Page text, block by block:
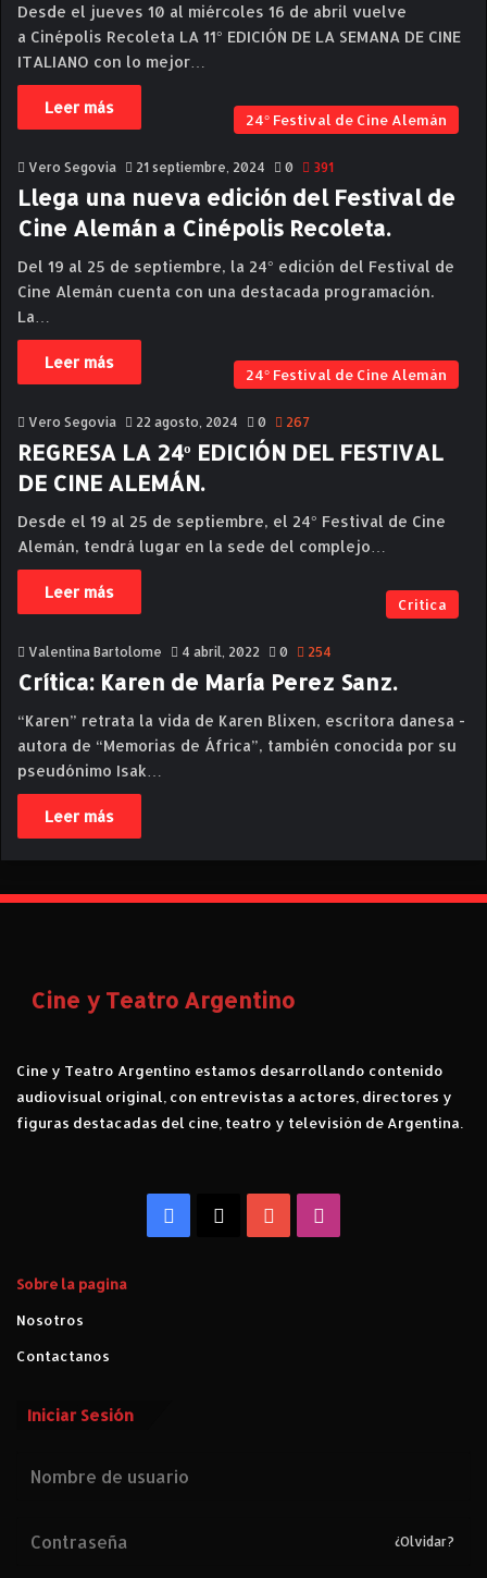
Desde el jueves 10 al miércoles 16 de abril vuelve
a Cinépolis Recoleta LA 11° EDICIÓN DE LA SEMANA DE CINE
ITALIANO con lo mejor…
Leer más
24° Festival de Cine Alemán
Vero Segovia 21 septiembre, 2024 0 391
Llega una nueva edición del Festival de
Cine Alemán a Cinépolis Recoleta.
Del 19 al 25 de septiembre, la 24° edición del Festival de
Cine Alemán cuenta con una destacada programación.
La…
Leer más
24° Festival de Cine Alemán
Vero Segovia 22 agosto, 2024 0 267
REGRESA LA 24º EDICIÓN DEL FESTIVAL
DE CINE ALEMÁN.
Desde el 19 al 25 de septiembre, el 24° Festival de Cine
Alemán, tendrá lugar en la sede del complejo…
Leer más
Critica
Valentina Bartolome 4 abril, 2022 0 254
Crítica: Karen de María Perez Sanz.
“Karen” retrata la vida de Karen Blixen, escritora danesa -
autora de “Memorias de África”, también conocida por su
pseudónimo Isak…
Leer más
Cine y Teatro Argentino
Cine y Teatro Argentino estamos desarrollando contenido
audiovisual original, con entrevistas a actores, directores y
figuras destacadas del cine, teatro y televisión de Argentina.
Facebook YouTube
Sobre la pagina
Nosotros
Contactanos
Iniciar Sesión
¿Olvidar?